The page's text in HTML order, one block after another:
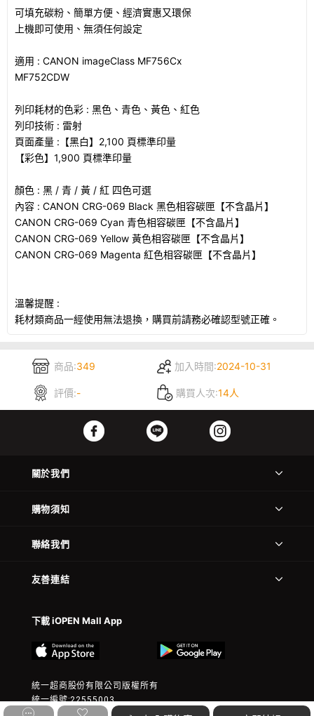
可填充碳粉、簡單方便、經濟實惠又環保
上機即可使用、無須任何設定
適用 : CANON imageClass MF756Cx
MF752CDW
列印耗材的色彩 : 黑色、青色、黃色、紅色
列印技術 : 雷射
頁面產量 :【黑白】2,100 頁標準印量
【彩色】1,900 頁標準印量
顏色 : 黑 / 青 / 黃 / 紅 四色可選
內容 : CANON CRG-069 Black 黑色相容碳匣【不含晶片】
CANON CRG-069 Cyan 青色相容碳匣【不含晶片】
CANON CRG-069 Yellow 黃色相容碳匣【不含晶片】
CANON CRG-069 Magenta 紅色相容碳匣【不含晶片】
溫馨提醒 :
耗材類商品一經使用無法退換，購買前請務必確認型號正確。
商品:349 加入時間:2024-10-31
評價:- 購買人次:14人
關於我們
購物須知
聯絡我們
友善連結
下載 iOPEN Mall App
統一超商股份有限公司版權所有
統一編號:22555003
© 2023 President Chain Store Corp. All rights reserved.